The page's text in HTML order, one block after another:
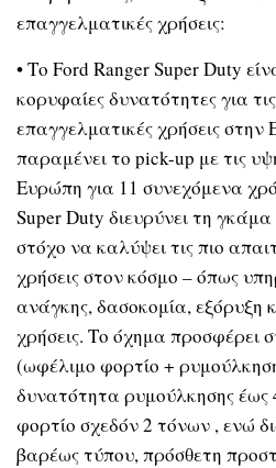
επαγγελματικές χρήσεις:
• Το Ford Ranger Super Duty
κορυφαίες δυνατότητες για
επαγγελματικές χρήσεις
παραμένει το pick-up με τις
Ευρώπη για 11 συνεχόμενα
Super Duty διευρύνει τη
στόχο να καλύψει τις πιο
χρήσεις στον κόσμο – όπως
ανάγκης, δασοκομία, εξόρυξη
χρήσεις. Το όχημα προσφέρει
(ωφέλιμο φορτίο +
δυνατότητα ρυμούλκησης
φορτίο σχεδόν 2 τόνων , ενώ
βαρέως τύπου, πρόσθετη